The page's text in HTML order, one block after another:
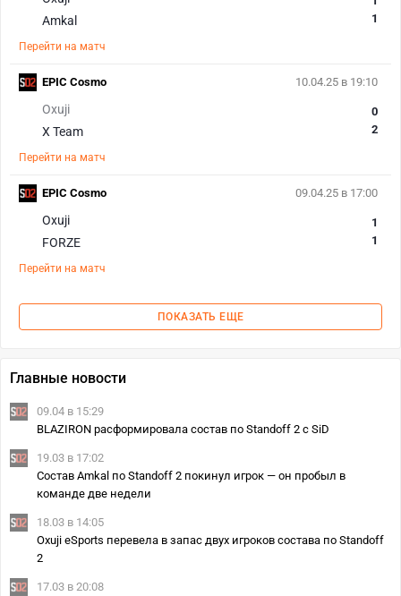
Amkal
1
Перейти на матч
10.04.25 в 19:10
Oxuji
X Team
0
2
Перейти на матч
EPIC Cosmo
09.04.25 в 17:00
Oxuji
FORZE
1
1
Перейти на матч
EPIC Cosmo
ПОКАЗАТЬ ЕЩЕ
Главные новости
09.04 в 15:29
BLAZIRON расформировала состав по Standoff 2 с SiD
19.03 в 17:02
Состав Amkal по Standoff 2 покинул игрок — он пробыл в
команде две недели
18.03 в 14:05
Oxuji eSports перевела в запас двух игроков состава по Standoff
2
17.03 в 20:08